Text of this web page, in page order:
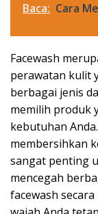
Baca: Cara
Facewash
perawatan kulit
berbagai jenis
memilih produk
kebutuhan
membersihkan
sangat penting
mencegah
facewash